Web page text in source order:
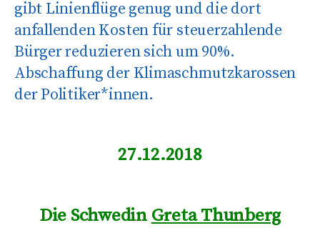
gibt Linienflüge genug und die dort
anfallenden Kosten für steuerzahlende
Bürger reduzieren sich um 90%.
Abschaffung der Klimaschmutzkarossen
der Politiker*innen.
27.12.2018
Die Schwedin Greta Thunberg